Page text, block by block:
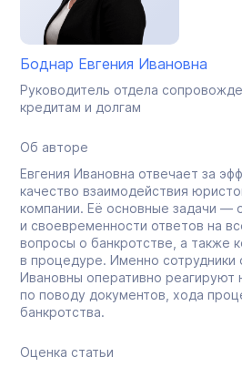
Боднар Евгения Ивановна
Руководитель отдела
кредитам и долгам
Об авторе
Евгения Ивановна отвечает за
качество взаимодействия
компании. Её основные задачи —
и своевременности ответов на
вопросы о банкротстве, а также
в процедуре. Именно сотрудники
Ивановны оперативно
по поводу документов, хода
банкротства.
Оценка статьи